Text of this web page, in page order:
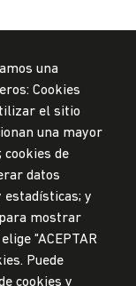
una
Cookies
el sitio
una mayor
de
datos
estadísticas; y
mostrar
"ACEPTAR
Puede
cookies y